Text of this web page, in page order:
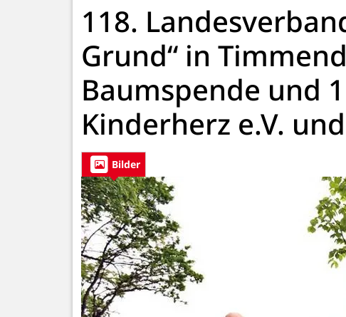
118.
Grund“ in
Baumspende und
Kinderherz e.V.
Bilder